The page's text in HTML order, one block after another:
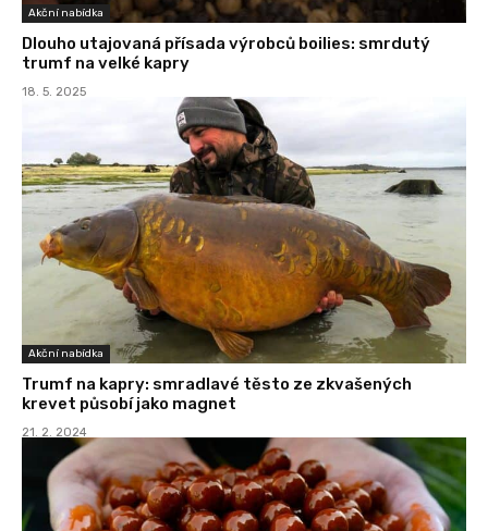
Akční nabídka
Dlouho utajovaná přísada výrobců boilies: smrdutý
trumf na velké kapry
18. 5. 2025
Akční nabídka
Trumf na kapry: smradlavé těsto ze zkvašených
krevet působí jako magnet
21. 2. 2024